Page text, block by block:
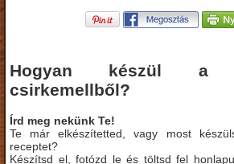
Hogyan készül a
csirkemellből?
Írd meg nekünk Te!
Te már elkészítetted, vagy most
receptet?
Készítsd el, fotózd le és töltsd fel